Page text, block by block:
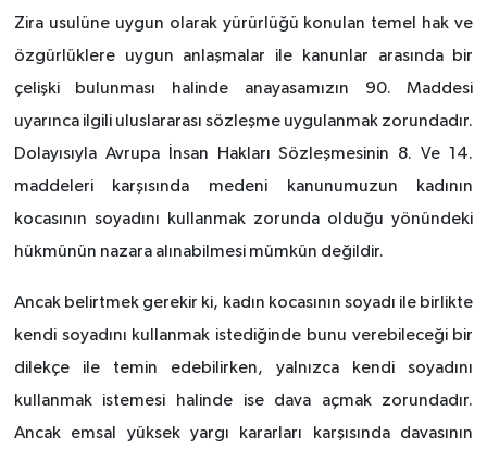
Zira usulüne uygun olarak yürürlüğü konulan temel hak ve
özgürlüklere uygun anlaşmalar ile kanunlar arasında bir
çelişki bulunması halinde anayasamızın 90. Maddesi
uyarınca ilgili uluslararası sözleşme uygulanmak zorundadır.
Dolayısıyla Avrupa İnsan Hakları Sözleşmesinin 8. Ve 14.
maddeleri karşısında medeni kanunumuzun kadının
kocasının soyadını kullanmak zorunda olduğu yönündeki
hükmünün nazara alınabilmesi mümkün değildir.
Ancak belirtmek gerekir ki, kadın kocasının soyadı ile birlikte
kendi soyadını kullanmak istediğinde bunu verebileceği bir
dilekçe ile temin edebilirken, yalnızca kendi soyadını
kullanmak istemesi halinde ise dava açmak zorundadır.
Ancak emsal yüksek yargı kararları karşısında davasının